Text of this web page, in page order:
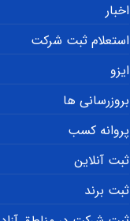
اخبار
استعلام ثبت شرکت
ایزو
بروزرسانی ها
پروانه کسب
ثبت آنلاین
ثبت برند